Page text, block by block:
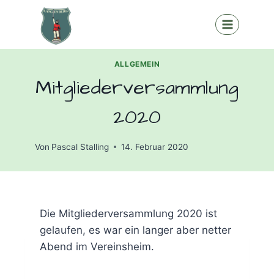
ALLGEMEIN
Mitgliederversammlung
2020
Von Pascal Stalling 14. Februar 2020
Die Mitgliederversammlung 2020 ist
gelaufen, es war ein langer aber netter
Abend im Vereinsheim.